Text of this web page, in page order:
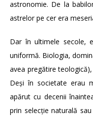
astronomie. De la
astrelor pe cer era
Dar în ultimele secole,
uniformă. Biologia,
avea pregătire
Deși în societate erau
apărut cu decenii
prin selecție naturală